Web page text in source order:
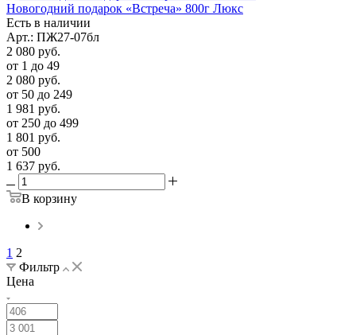
Новогодний подарок «Встреча» 800г Люкс
Есть в наличии
Арт.: ПЖ27-07бл
2 080 руб.
от 1 до 49
2 080 руб.
от 50 до 249
1 981 руб.
от 250 до 499
1 801 руб.
от 500
1 637 руб.
В корзину
1 2
Фильтр
Цена